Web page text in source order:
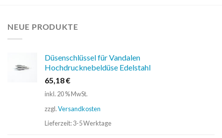
NEUE PRODUKTE
Düsenschlüssel für Vandalen
Hochdrucknebeldüse Edelstahl
65,18€
inkl. 20 % MwSt.
zzgl.Versandkosten
Lieferzeit:3-5 Werktage